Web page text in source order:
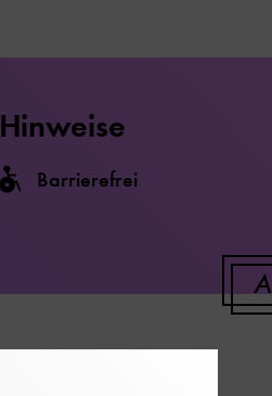
Hinweise
Barrierefrei